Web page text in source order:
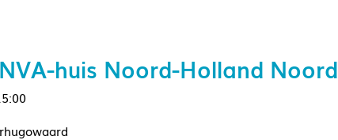
huis Noord-Holland Noord